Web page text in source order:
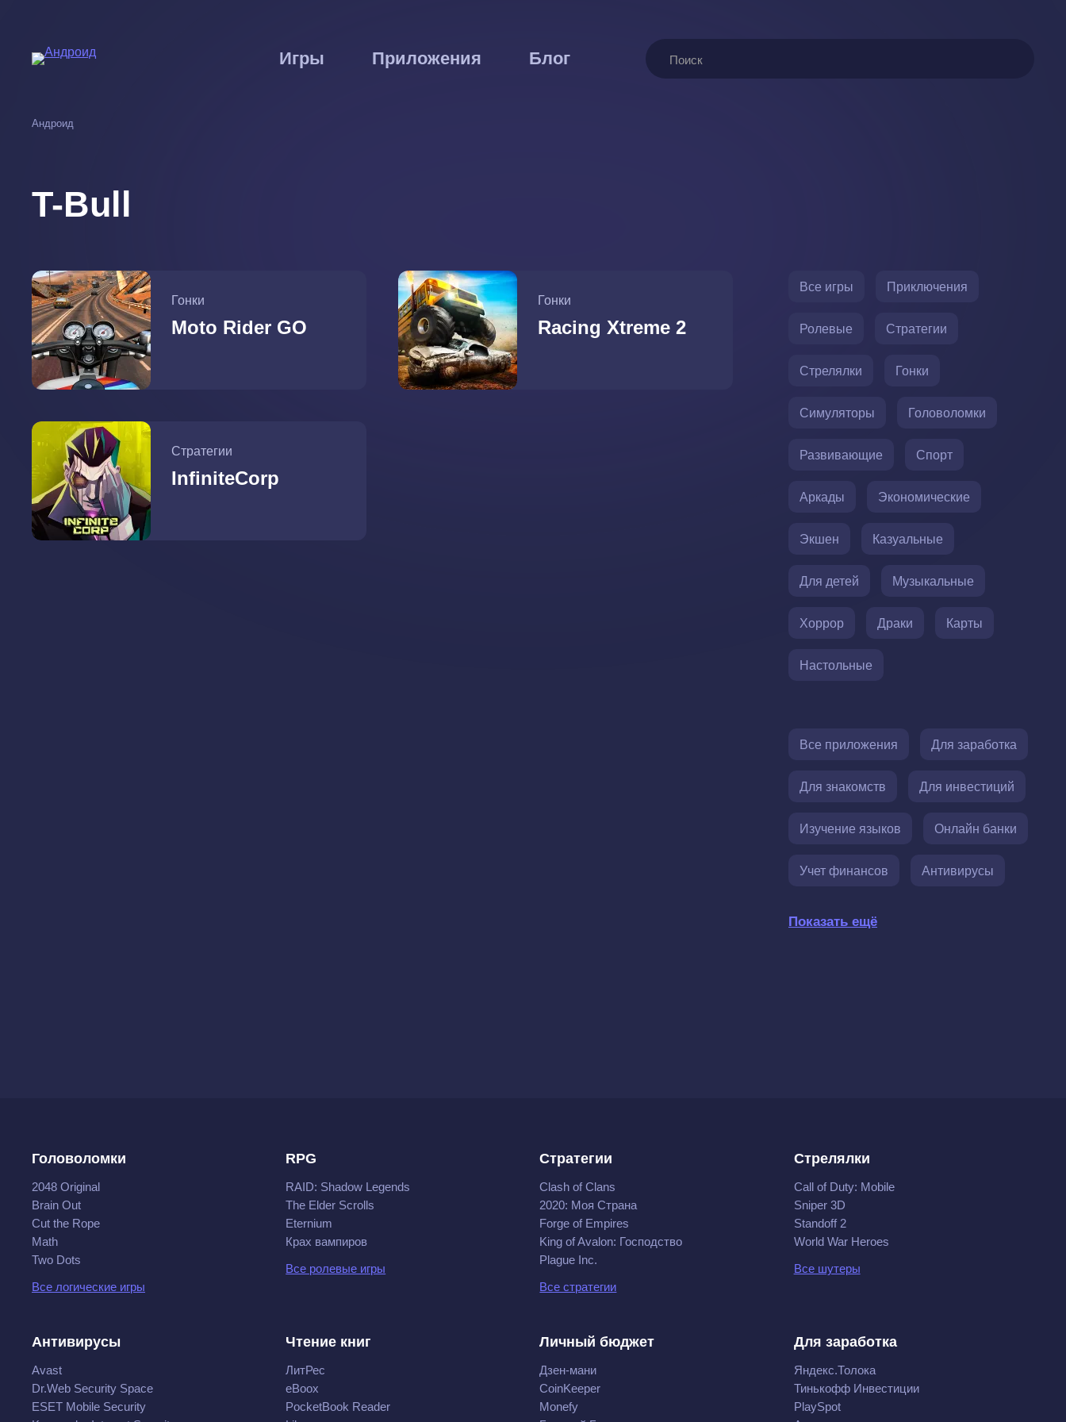
основному
Игры Приложения Блог Поиск
Андроид
T-Bull
Гонки
Moto Rider GO
Гонки
Racing Xtreme 2
Стратегии
InfiniteCorp
Все игры Приключения
Ролевые Стратегии
Стрелялки Гонки
Симуляторы Головоломки
Развивающие Спорт
Аркады Экономические
Экшен Казуальные
Для детей Музыкальные
Хоррор Драки Карты
Настольные
Все приложения Для заработка
Для знакомств Для инвестиций
Изучение языков Онлайн банки
Учет финансов Антивирусы
Показать ещё
Головоломки
2048 Original
Brain Out
Cut the Rope
Math
Two Dots
Все логические игры
RPG
RAID: Shadow Legends
The Elder Scrolls
Eternium
Крах вампиров
Все ролевые игры
Стратегии
Clash of Clans
2020: Моя Cтрана
Forge of Empires
King of Avalon: Господство
Plague Inc.
Все стратегии
Стрелялки
Call of Duty: Mobile
Sniper 3D
Standoff 2
World War Heroes
Все шутеры
Антивирусы
Avast
Dr.Web Security Space
ESET Mobile Security
Чтение книг
ЛитРес
eBoox
PocketBook Reader
Личный бюджет
Дзен-мани
CoinKeeper
Monefy
Для заработка
Яндекс.Толока
Тинькофф Инвестиции
PlaySpot